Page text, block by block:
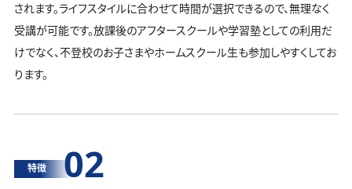
されます。ライフスタイルに合わせて時間が選択できるので、無理なく
受講が可能です。放課後のアフタースクールや学習塾としての利用だ
けでなく、不登校のお子さまやホームスクール生も参加しやすくしてお
ります。
特徴 02